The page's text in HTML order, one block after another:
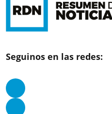
Seguinos en las redes: